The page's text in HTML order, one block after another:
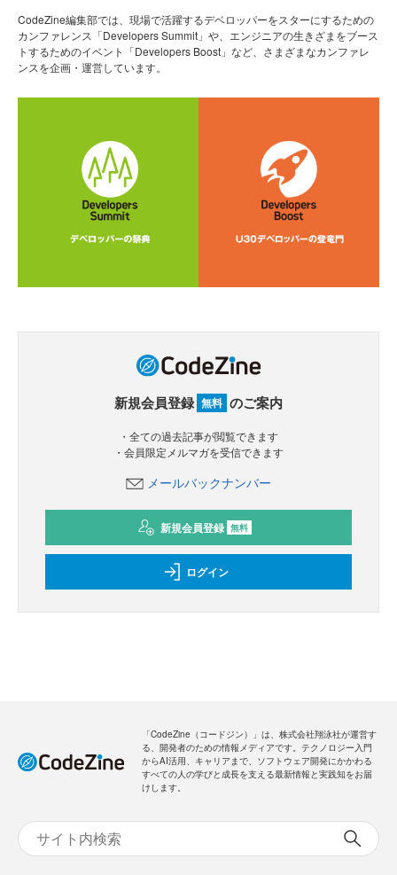
CodeZine編集部では、現場で活躍するデベロッパーをスターにするための
カンファレンス「Developers Summit」や、エンジニアの生きざまをブース
トするためのイベント「Developers Boost」など、さまざまなカンファレ
ンスを企画・運営しています。
新規会員登録 無料 のご案内
・全ての過去記事が閲覧できます
・会員限定メルマガを受信できます
メールバックナンバー
新規会員登録 無料
ログイン
「CodeZine（コードジン）」は、株式会社翔泳社が運営す
る、開発者のための情報メディアです。テクノロジー入門
からAI活用、キャリアまで、ソフトウェア開発にかかわる
すべての人の学びと成長を支える最新情報と実践知をお届
けします。